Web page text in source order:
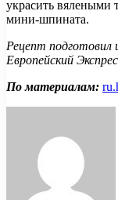
украсить вялеными
мини-шпината.
Рецепт подготовил
Европейский
По материалам: